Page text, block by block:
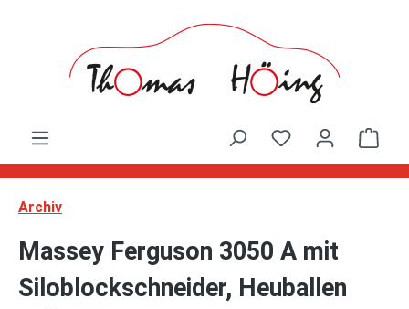
Archiv
Massey Ferguson 3050 A mit
Siloblockschneider, Heuballen